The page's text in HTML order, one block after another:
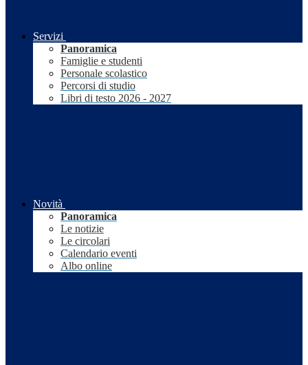
Servizi
Panoramica
Famiglie e studenti
Personale scolastico
Percorsi di studio
Libri di testo 2026 - 2027
Novità
Panoramica
Le notizie
Le circolari
Calendario eventi
Albo online